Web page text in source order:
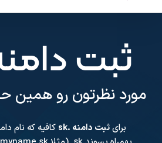
ثبت
مورد نظرتون رو همین
برایثبت دامنه .sk
کافیه که نام